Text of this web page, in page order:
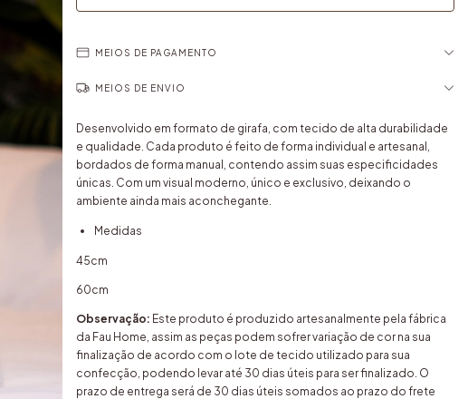
MEIOS DE PAGAMENTO
MEIOS DE ENVIO
Desenvolvido em formato de girafa, com tecido de alta durabilidade
e qualidade. Cada produto é feito de forma individual e artesanal,
bordados de forma manual, contendo assim suas especificidades
únicas. Com um visual moderno, único e exclusivo, deixando o
ambiente ainda mais aconchegante.
Medidas
45cm
60cm
Observação: Este produto é produzido artesanalmente pela fábrica
da Fau Home, assim as peças podem sofrer variação de cor na sua
finalização de acordo com o lote de tecido utilizado para sua
confecção, podendo levar até 30 dias úteis para ser finalizado. O
prazo de entrega será de 30 dias úteis somados ao prazo do frete